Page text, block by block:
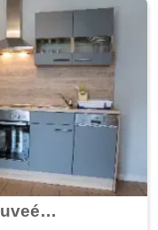
4-Sterne-Ferinwohnung Cuveé - Weingut Knodt-Trossen